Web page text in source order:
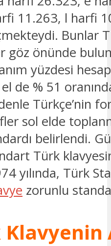
11.263, l harfi
Bunlar
göz önünde
yüzdesi
de % 51
Türkçe’nin
sol elde
belirlendi.
Türk
yılında, Türk
zorunlu
Klavyenin